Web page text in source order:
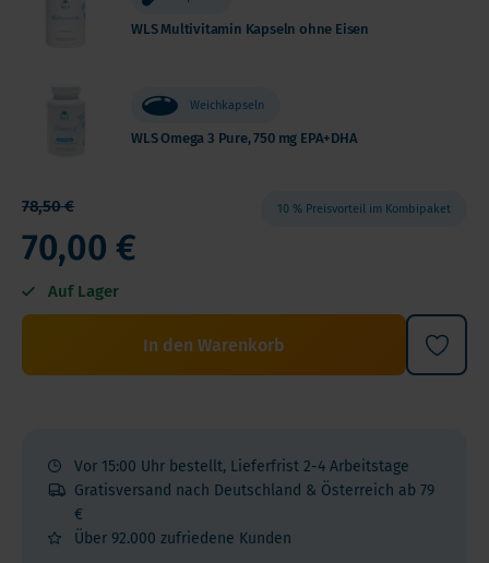
WLS Multivitamin Kapseln ohne Eisen
Weichkapseln
WLS Omega 3 Pure, 750 mg EPA+DHA
10 % Preisvorteil im Kombipaket
70,00 €
78,50 €
Auf Lager
In den Warenkorb
Vor 15:00 Uhr bestellt, Lieferfrist 2-4 Arbeitstage
Gratisversand nach Deutschland & Österreich ab 79
€
Über 92.000 zufriedene Kunden